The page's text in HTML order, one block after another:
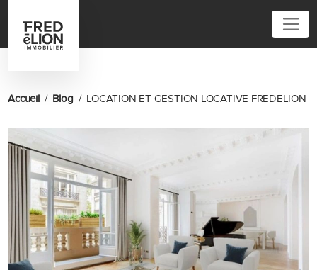
01 45 32 40 40
Accueil Blog LOCATION ET GESTION LOCATIVE FREDELION